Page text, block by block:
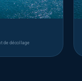
de décollage